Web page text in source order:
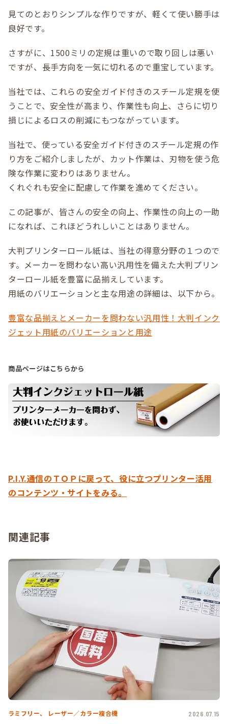
見てのとおりシンプルな作りですが、軽くて使い勝手は
良好です。
さすがに、1500ミリの定規は重いので取り回しは悪い
ですが、長手方向を一気に切れるので重宝しています。
当社では、これらの安全ガイド付きのスチール定規を使
うことで、安全性が高まり、作業性も向上、さらに切り
損じによるロスの削減にもつながっています。
当社で、使っている安全ガイド付きのスチール定規の作
り方をご紹介しましたが、カット作業は、刃物を使う危
険な作業に変わりはありません。
くれぐれも安全に配慮して作業を進めてください。
この記事が、皆さんの安全の向上、作業性の向上の一助
になれば、これほどうれしいことはありません。
大判プリンターロール紙は、当社の得意分野の１つので
す。メーカーを問わない高い汎用性を備えた大判プリン
ターロール紙を豊富に品揃えしています。
用紙のバリエーションと主な用途の詳細は、以下から。
豊富な品揃えとメーカーを問わない汎用性！大判インク
ジェット用紙のバリエーションと用途
商品ページはこちらから
P.I.Y.通信のＴＯＰに戻って、役に立つプリンター活用
のコンテンツ・サイトをみる。
関連記事
ラミフリー、 レーザー／カラー複合機 2026.07.15